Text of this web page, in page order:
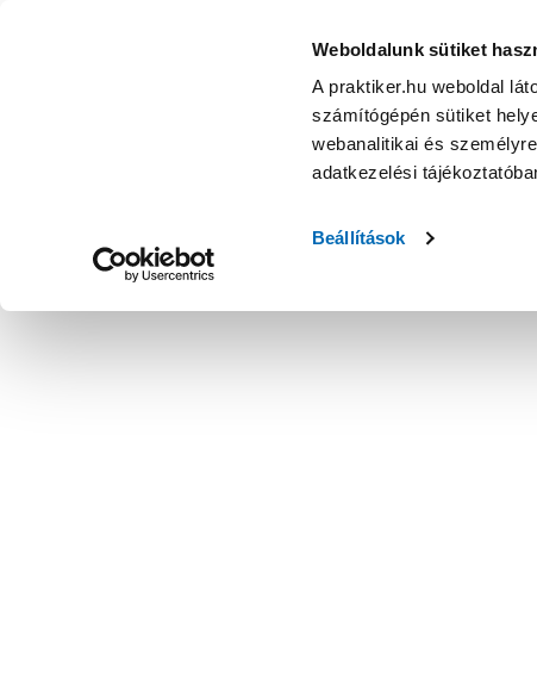
Weboldalunk sütiket
A praktiker.hu weboldal
számítógépén sütiket
webanalitikai és
adatkezelési
Beállítások